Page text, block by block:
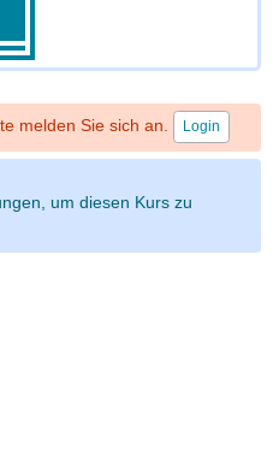
melden Sie sich an. Login
um diesen Kurs zu